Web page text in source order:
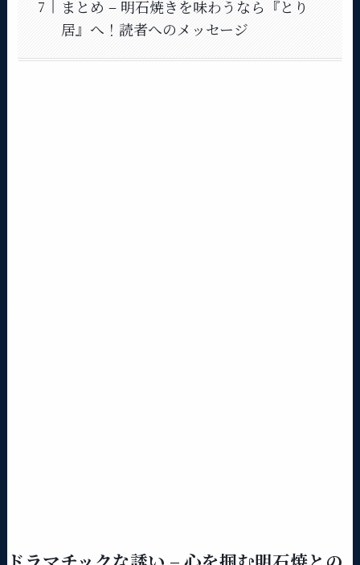
まとめ – 明石焼きを味わうなら『とり
居』へ！読者へのメッセージ